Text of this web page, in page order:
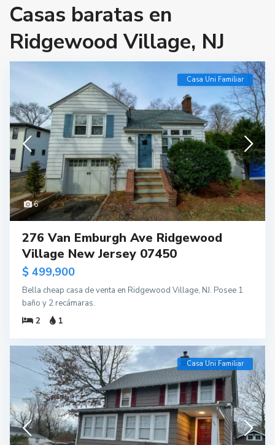
Casas baratas en
Ridgewood Village, NJ
6
Casa Uni Familiar
276 Van Emburgh Ave Ridgewood
Village New Jersey 07450
$ 499,900
Bella cheap casa de venta en Ridgewood Village, NJ. Posee 1
baño y 2 recámaras.
2
1
Casa Uni Familiar